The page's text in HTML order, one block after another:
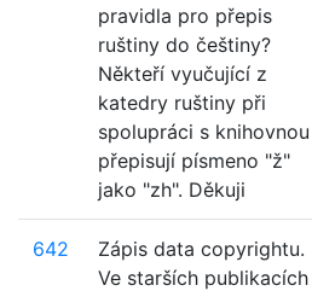
pravidla pro přepis
ruštiny do češtiny?
Někteří vyučující z
katedry ruštiny při
spolupráci s knihovnou
přepisují písmeno "ž"
jako "zh". Děkuji
642
Zápis data copyrightu.
Ve starších publikacích